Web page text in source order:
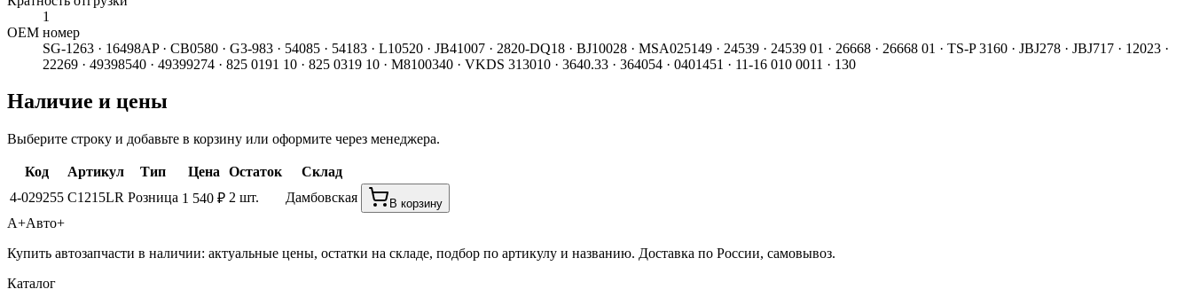
1
ОЕМ номер
SG-1263 · 16498AP · CB0580 · G3-983 · 54085 · 54183 · L10520 · JB41007 · 2820-DQ18 · BJ10028 · MSA025149 · 24539 · 24539 01 · 26668 · 26668 01 · TS-P 3160 · JBJ278 · JBJ717 · 12023 ·
22269 · 49398540 · 49399274 · 825 0191 10 · 825 0319 10 · M8100340 · VKDS 313010 · 3640.33 · 364054 · 0401451 · 11-16 010 0011 · 130
Наличие и цены
Выберите строку и добавьте в корзину или оформите через менеджера.
Код Артикул Тип Цена Остаток
Склад
4-029255 C1215LR Розница 1 540 ₽ 2 шт. Дамбовская В корзину
А+Авто+
Купить автозапчасти в наличии: актуальные цены, остатки на складе, подбор по артикулу и названию. Доставка по России, самовывоз.
Каталог